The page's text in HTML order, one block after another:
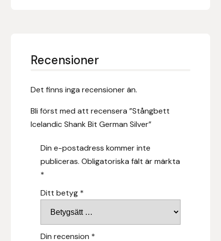
Recensioner
Det finns inga recensioner än.
Bli först med att recensera ”Stångbett
Icelandic Shank Bit German Silver”
Din e-postadress kommer inte
publiceras. Obligatoriska fält är märkta
*
Ditt betyg *
Din recension *
Lysi Ehf
Metalab
Mias Ridsport
Mountain Horse
Muck Boot Company